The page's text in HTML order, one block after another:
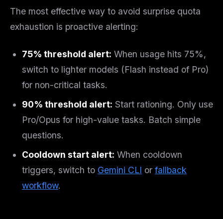
The most effective way to avoid surprise quota
exhaustion is proactive alerting:
75% threshold alert: When usage hits 75%,
switch to lighter models (Flash instead of Pro)
for non-critical tasks.
90% threshold alert: Start rationing. Only use
Pro/Opus for high-value tasks. Batch simple
questions.
Cooldown start alert: When cooldown
triggers, switch to Gemini CLI or fallback
workflow.